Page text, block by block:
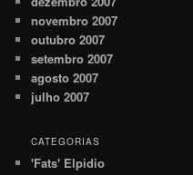
novembro 2007
outubro 2007
setembro 2007
agosto 2007
julho 2007
CATEGORIAS
'Fats' Elpidio